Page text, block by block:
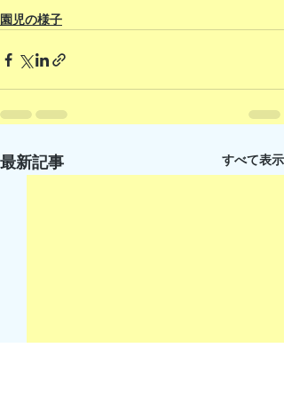
園児の様子
最新記事 すべて表示